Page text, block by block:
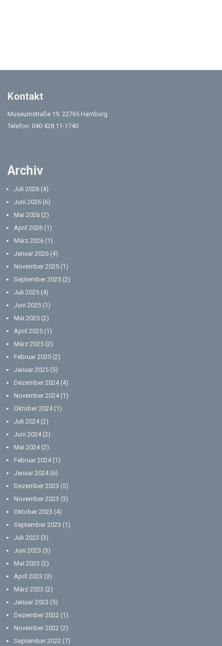
Kontakt
Museumstraße 19, 22765 Hamburg
Telefon: 040 428 11-1740
Archiv
Juli 2026 (4)
Juni 2026 (6)
Mai 2026 (2)
April 2026 (1)
März 2026 (1)
Januar 2026 (4)
November 2025 (1)
September 2025 (2)
Juli 2025 (4)
Juni 2025 (1)
Mai 2025 (2)
April 2025 (1)
März 2025 (2)
Februar 2025 (2)
Januar 2025 (5)
Dezember 2024(4)
November 2024(1)
Oktober 2024(1)
Juli 2024(2)
Juni 2024(2)
Mai 2024(2)
Februar 2024(1)
Januar 2024(6)
Dezember 2023 (5)
November 2023 (3)
Oktober 2023 (4)
September 2023 (1)
Juli 2023 (3)
Juni 2023 (3)
Mai 2023 (2)
April 2023 (3)
März 2023 (2)
Januar 2023 (5)
Dezember 2022 (1)
November 2022 (2)
September 2022 (7)